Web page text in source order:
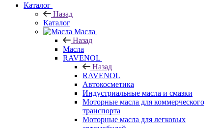
Каталог
Назад
Каталог
Масла
Назад
Масла
RAVENOL
Назад
RAVENOL
Автокосметика
Индустриальные масла и смазки
Моторные масла для коммерческого
транспорта
Моторные масла для легковых